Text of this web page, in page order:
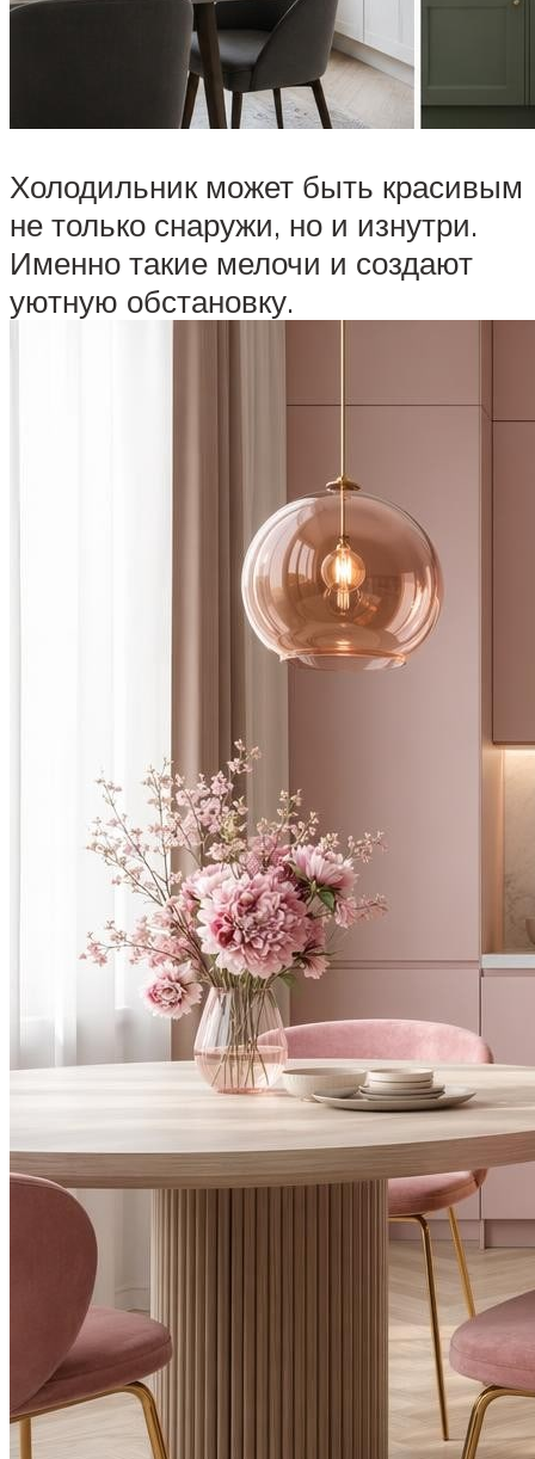
Холодильник может быть красивым
не только снаружи, но и изнутри.
Именно такие мелочи и создают
уютную обстановку.